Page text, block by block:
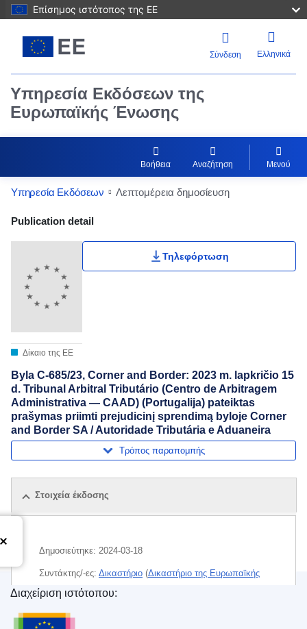
Επίσημος ιστότοπος της ΕΕ
Σύνδεση Ελληνικά
Υπηρεσία Εκδόσεων της
Ευρωπαϊκής Ένωσης
Βοήθεια Αναζήτηση Μενού
Υπηρεσία Εκδόσεων Λεπτομέρεια δημοσίευση
Publication Detail Actions Portlet
Publication detail
Δίκαιο της ΕΕ
Τηλεφόρτωση
Byla C-685/23, Corner and Border: 2023 m. lapkričio 15
d. Tribunal Arbitral Tributário (Centro de Arbitragem
Administrativa — CAAD) (Portugalija) pateiktas
prašymas priimti prejudicinį sprendimą byloje Corner
and Border SA / Autoridade Tributária e Aduaneira
Τρόπος παραπομπής
Στοιχεία έκδοσης
Δημοσιεύτηκε: 2024-03-18
Συντάκτης/-ες: Δικαστήριο (Δικαστήριο της Ευρωπαϊκής
Ένωσης)
Θέμα:έμμεσος φόρος
Υπηρεσία Εκδόσεων της Ευρωπαϊκής Ένωσης
Διαχείριση ιστότοπου: